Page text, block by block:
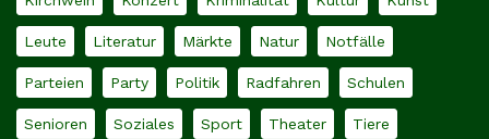
Leute Literatur Märkte Natur Notfälle
Parteien Party Politik Radfahren Schulen
Senioren Soziales Sport Theater Tiere